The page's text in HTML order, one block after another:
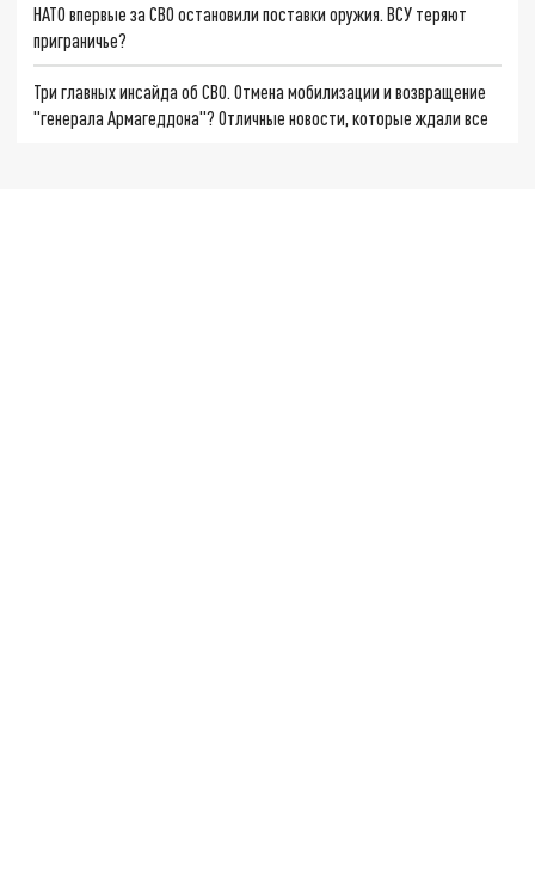
НАТО впервые за СВО остановили поставки оружия. ВСУ теряют
приграничье?
Три главных инсайда об СВО. Отмена мобилизации и возвращение
"генерала Армагеддона"? Отличные новости, которые ждали все